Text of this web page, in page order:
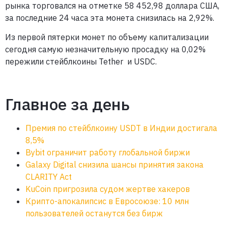
рынка торговался на отметке 58 452,98 доллара США,
за последние 24 часа эта монета снизилась на 2,92%.
Из первой пятерки монет по объему капитализации
сегодня самую незначительную просадку на 0,02%
пережили стейблкоины Tether и USDC.
Главное за день
Премия по стейблкоину USDT в Индии достигала
8,5%
Bybit ограничит работу глобальной биржи
Galaxy Digital снизила шансы принятия закона
CLARITY Act
KuCoin пригрозила судом жертве хакеров
Крипто-апокалипсис в Евросоюзе: 10 млн
пользователей останутся без бирж